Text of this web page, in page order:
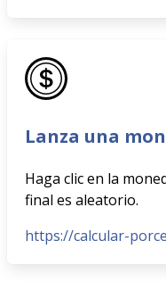
Lanza una
Haga clic en la
final es aleatorio.
https://calcular-